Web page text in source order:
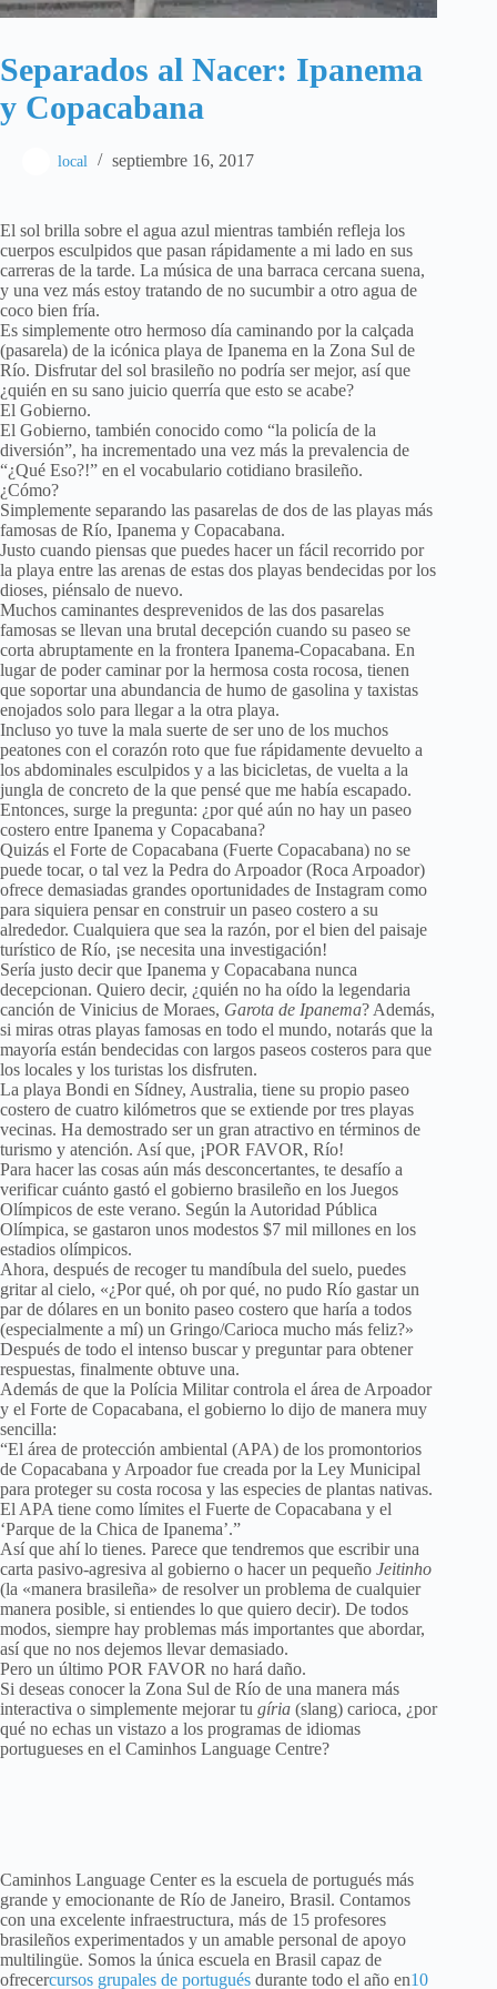
Separados al Nacer: Ipanema
y Copacabana
local septiembre 16, 2017
El sol brilla sobre el agua azul mientras también refleja los
cuerpos esculpidos que pasan rápidamente a mi lado en sus
carreras de la tarde. La música de una barraca cercana suena,
y una vez más estoy tratando de no sucumbir a otro agua de
coco bien fría.
Es simplemente otro hermoso día caminando por la calçada
(pasarela) de la icónica playa de Ipanema en la Zona Sul de
Río. Disfrutar del sol brasileño no podría ser mejor, así que
¿quién en su sano juicio querría que esto se acabe?
El Gobierno.
El Gobierno, también conocido como “la policía de la
diversión”, ha incrementado una vez más la prevalencia de
“¿Qué Eso?!” en el vocabulario cotidiano brasileño.
¿Cómo?
Simplemente separando las pasarelas de dos de las playas más
famosas de Río, Ipanema y Copacabana.
Justo cuando piensas que puedes hacer un fácil recorrido por
la playa entre las arenas de estas dos playas bendecidas por los
dioses, piénsalo de nuevo.
Muchos caminantes desprevenidos de las dos pasarelas
famosas se llevan una brutal decepción cuando su paseo se
corta abruptamente en la frontera Ipanema-Copacabana. En
lugar de poder caminar por la hermosa costa rocosa, tienen
que soportar una abundancia de humo de gasolina y taxistas
enojados solo para llegar a la otra playa.
Incluso yo tuve la mala suerte de ser uno de los muchos
peatones con el corazón roto que fue rápidamente devuelto a
los abdominales esculpidos y a las bicicletas, de vuelta a la
jungla de concreto de la que pensé que me había escapado.
Entonces, surge la pregunta: ¿por qué aún no hay un paseo
costero entre Ipanema y Copacabana?
Quizás el Forte de Copacabana (Fuerte Copacabana) no se
puede tocar, o tal vez la Pedra do Arpoador (Roca Arpoador)
ofrece demasiadas grandes oportunidades de Instagram como
para siquiera pensar en construir un paseo costero a su
alrededor. Cualquiera que sea la razón, por el bien del paisaje
turístico de Río, ¡se necesita una investigación!
Sería justo decir que Ipanema y Copacabana nunca
decepcionan. Quiero decir, ¿quién no ha oído la legendaria
canción de Vinicius de Moraes, Garota de Ipanema? Además,
si miras otras playas famosas en todo el mundo, notarás que la
mayoría están bendecidas con largos paseos costeros para que
los locales y los turistas los disfruten.
La playa Bondi en Sídney, Australia, tiene su propio paseo
costero de cuatro kilómetros que se extiende por tres playas
vecinas. Ha demostrado ser un gran atractivo en términos de
turismo y atención. Así que, ¡POR FAVOR, Río!
Para hacer las cosas aún más desconcertantes, te desafío a
verificar cuánto gastó el gobierno brasileño en los Juegos
Olímpicos de este verano. Según la Autoridad Pública
Olímpica, se gastaron unos modestos $7 mil millones en los
estadios olímpicos.
Ahora, después de recoger tu mandíbula del suelo, puedes
gritar al cielo, «¿Por qué, oh por qué, no pudo Río gastar un
par de dólares en un bonito paseo costero que haría a todos
(especialmente a mí) un Gringo/Carioca mucho más feliz?»
Después de todo el intenso buscar y preguntar para obtener
respuestas, finalmente obtuve una.
Además de que la Polícia Militar controla el área de Arpoador
y el Forte de Copacabana, el gobierno lo dijo de manera muy
sencilla:
“El área de protección ambiental (APA) de los promontorios
de Copacabana y Arpoador fue creada por la Ley Municipal
para proteger su costa rocosa y las especies de plantas nativas.
El APA tiene como límites el Fuerte de Copacabana y el
‘Parque de la Chica de Ipanema’.”
Así que ahí lo tienes. Parece que tendremos que escribir una
carta pasivo-agresiva al gobierno o hacer un pequeño Jeitinho
(la «manera brasileña» de resolver un problema de cualquier
manera posible, si entiendes lo que quiero decir). De todos
modos, siempre hay problemas más importantes que abordar,
así que no nos dejemos llevar demasiado.
Pero un último POR FAVOR no hará daño.
Si deseas conocer la Zona Sul de Río de una manera más
interactiva o simplemente mejorar tu gíria (slang) carioca, ¿por
qué no echas un vistazo a los programas de idiomas
portugueses en el Caminhos Language Centre?
Caminhos Language Center es la escuela de portugués más
grande y emocionante de Río de Janeiro, Brasil. Contamos
con una excelente infraestructura, más de 15 profesores
brasileños experimentados y un amable personal de apoyo
multilingüe. Somos la única escuela en Brasil capaz de
ofrecercursos grupales de portugués durante todo el año en10